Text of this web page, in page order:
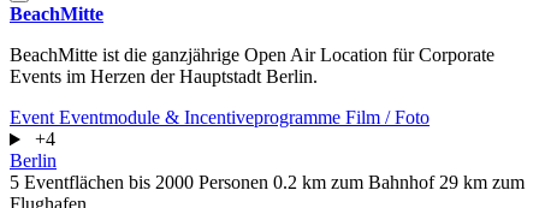
BeachMitte
BeachMitte ist die ganzjährige Open Air Location für Corporate
Events im Herzen der Hauptstadt Berlin.
Event Eventmodule & Incentiveprogramme Film / Foto
+4
Berlin
5 Eventflächen bis 2000 Personen 0.2 km zum Bahnhof 29 km zum